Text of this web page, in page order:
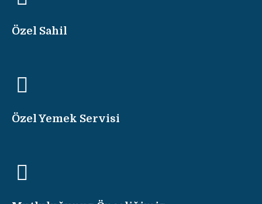
Özel Sahil
Özel Yemek Servisi